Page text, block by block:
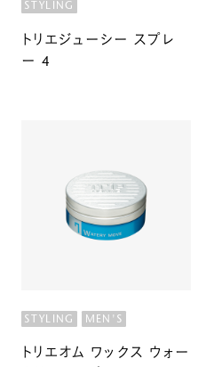
STYLING
トリエジューシー スプレ
ー 4
STYLING MEN'S
トリエオム ワックス ウォー